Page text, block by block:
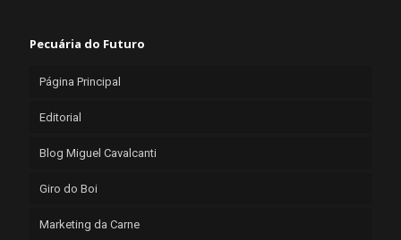
Pecuária do Futuro
Página Principal
Editorial
Blog Miguel Cavalcanti
Giro do Boi
Marketing da Carne